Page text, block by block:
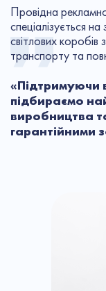
Провідна
спеціалізується
світлових
транспорту та
«Підтримуючи
підбираємо
виробництва
гарантійними